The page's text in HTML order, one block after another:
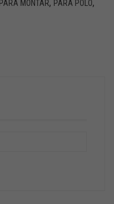
PARA MONTAR, PARA PÓLO,